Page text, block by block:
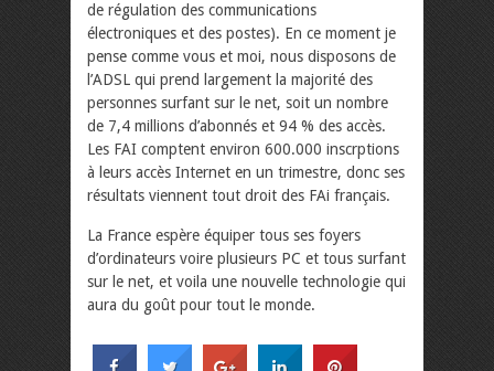
de régulation des communications
électroniques et des postes). En ce moment je
pense comme vous et moi, nous disposons de
l’ADSL qui prend largement la majorité des
personnes surfant sur le net, soit un nombre
de 7,4 millions d’abonnés et 94 % des accès.
Les FAI comptent environ 600.000 inscrptions
à leurs accès Internet en un trimestre, donc ses
résultats viennent tout droit des FAi français.
La France espère équiper tous ses foyers
d’ordinateurs voire plusieurs PC et tous surfant
sur le net, et voila une nouvelle technologie qui
aura du goût pour tout le monde.